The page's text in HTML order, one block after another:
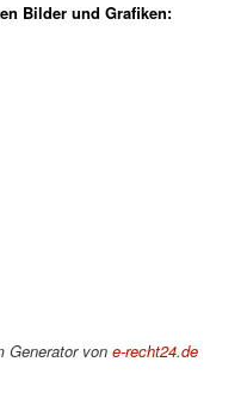
Bilder und Grafiken:
Generator vone-recht24.de